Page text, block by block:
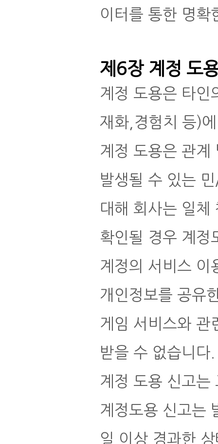
이터를 통한 명확
제6장 계정 도
계정 도용은 타인
재화,경험치 등)
계정 도용은 관계
발생될 수 있는
대해 회사는 일체
확인될 경우 계정
계정의 서비스 이
개인정보를 공유
게임 서비스와 관
받을 수 없습니다.
계정 도용 신고
계정도용 신고는
일 이상 경과한